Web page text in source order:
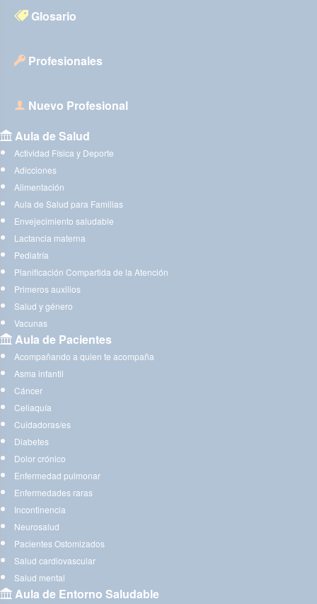
Glosario
Profesionales
Nuevo Profesional
Aula de Salud
Actividad Física y Deporte
Adicciones
Alimentación
Aula de Salud para Familias
Envejecimiento saludable
Lactancia materna
Pediatría
Planificación Compartida de la Atención
Primeros auxilios
Salud y género
Vacunas
Aula de Pacientes
Acompañando a quien te acompaña
Asma infantil
Cáncer
Celiaquía
Cuidadoras/es
Diabetes
Dolor crónico
Enfermedad pulmonar
Enfermedades raras
Incontinencia
Neurosalud
Pacientes Ostomizados
Salud cardiovascular
Salud mental
Aula de Entorno Saludable